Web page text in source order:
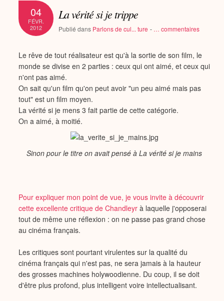
04
FÉVR.
2012
La vérité si je trippe
Publié dans Parlons de cul... ture - … commentaires
Le rêve de tout réalisateur est qu'à la sortie de son film, le
monde se divise en 2 parties : ceux qui ont aimé, et ceux qui
n'ont pas aimé.
On sait qu'un film qu'on peut avoir "un peu aimé mais pas
tout" est un film moyen.
La vérité si je mens 3 fait partie de cette catégorie.
On a aimé, à moitié.
Sinon pour le titre on avait pensé à La vérité si je mains
Pour expliquer mon point de vue, je vous invite à découvrir
cette excellentecritique de Chandleyr à laquelle j'opposerai
tout de même une réflexion : on ne passe pas grand chose
au cinéma français.
Les critiques sont pourtant virulentes sur la qualité du
cinéma français qui n'est pas, ne sera jamais à la hauteur
des grosses machines holywoodienne. Du coup, il se doit
d'être plus profond, plus intelligent voire intellectualisant.